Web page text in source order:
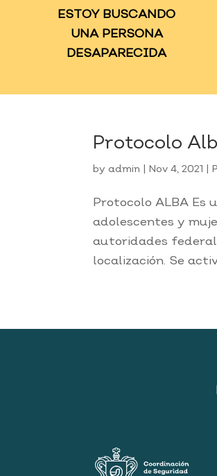
ESTOY BUSCANDO
UNA PERSONA
DESAPARECIDA
Protocolo
byadmin Nov 4, 2021
Protocolo ALBA Es
adolescentes y
autoridades
localización. Se